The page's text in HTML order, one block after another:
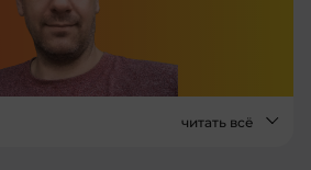
читать всё